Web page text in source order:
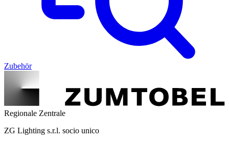
Zubehör
Regionale Zentrale
ZG Lighting s.r.l. socio unico